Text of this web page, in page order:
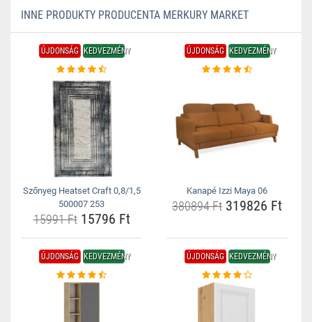
INNE PRODUKTY PRODUCENTA MERKURY MARKET
ÚJDONSÁG KEDVEZMÉNY
Szőnyeg Heatset Craft 0,8/1,5
500007 253
15991 Ft15796 Ft
ÚJDONSÁG KEDVEZMÉNY
Kanapé Izzi Maya 06
380894 Ft 319826 Ft
ÚJDONSÁG KEDVEZMÉNY ÚJDONSÁG KEDVEZMÉNY